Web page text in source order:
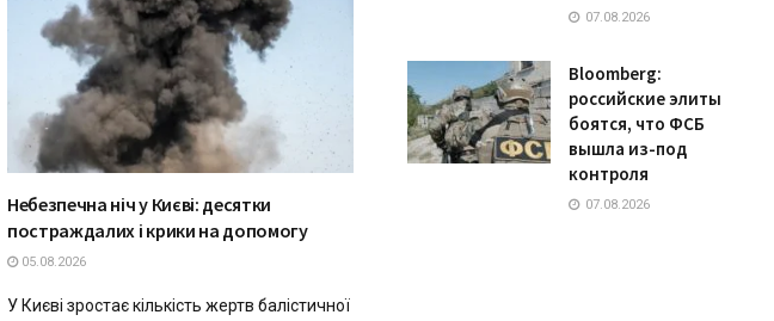
Небезпечна ніч у Києві: десятки
постраждалих і крики на допомогу
05.08.2026
У Києві зростає кількість жертв балістичної
07.08.2026
Bloomberg:
российские элиты
боятся, что ФСБ
вышла из-под
контроля
07.08.2026